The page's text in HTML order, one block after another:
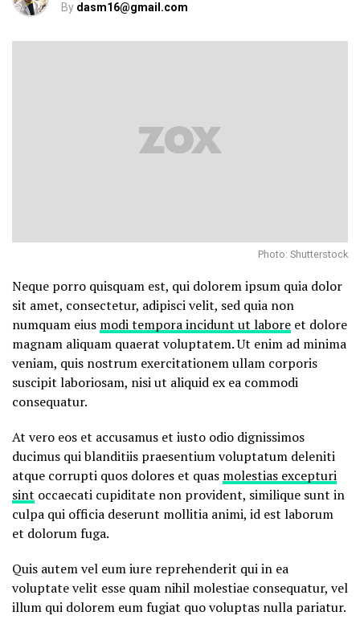
By dasm16@gmail.com
Photo: Shutterstock
Neque porro quisquam est, qui dolorem ipsum quia dolor
sit amet, consectetur, adipisci velit, sed quia non
numquam eius modi tempora incidunt ut labore et dolore
magnam aliquam quaerat voluptatem. Ut enim ad minima
veniam, quis nostrum exercitationem ullam corporis
suscipit laboriosam, nisi ut aliquid ex ea commodi
consequatur.
At vero eos et accusamus et iusto odio dignissimos
ducimus qui blanditiis praesentium voluptatum deleniti
atque corrupti quos dolores et quas molestias excepturi
sint occaecati cupiditate non provident, similique sunt in
culpa qui officia deserunt mollitia animi, id est laborum
et dolorum fuga.
Quis autem vel eum iure reprehenderit qui in ea
voluptate velit esse quam nihil molestiae consequatur, vel
illum qui dolorem eum fugiat quo voluptas nulla pariatur.